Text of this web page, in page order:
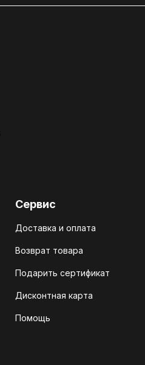
Сервис
Доставка и оплата
Возврат товара
Подарить сертификат
Дисконтная карта
Помощь